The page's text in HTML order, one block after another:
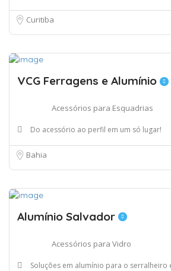
Curitiba
VCG Ferragens e Alumínio
Acessórios para Esquadrias
Do acessório ao perfil em um só lugar!
Bahia
Alumínio Salvador
Acessórios para Vidro
Soluções em alumínio para o serralheiro